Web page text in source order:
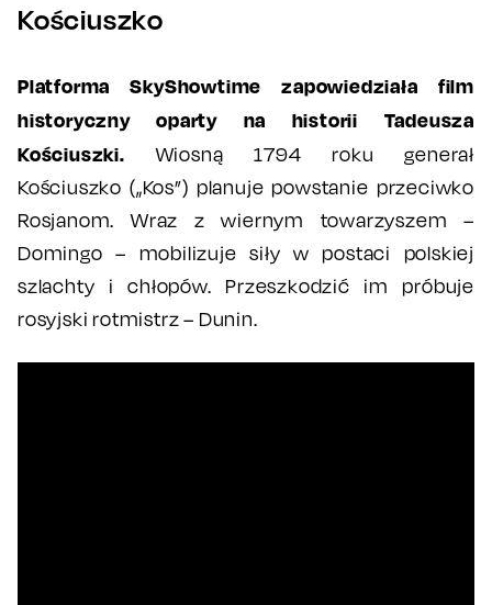
Kościuszko
Platforma SkyShowtime zapowiedziała film
historyczny oparty na historii Tadeusza
Kościuszki. Wiosną 1794 roku generał
Kościuszko („Kos”) planuje powstanie przeciwko
Rosjanom. Wraz z wiernym towarzyszem –
Domingo – mobilizuje siły w postaci polskiej
szlachty i chłopów. Przeszkodzić im próbuje
rosyjski rotmistrz – Dunin.